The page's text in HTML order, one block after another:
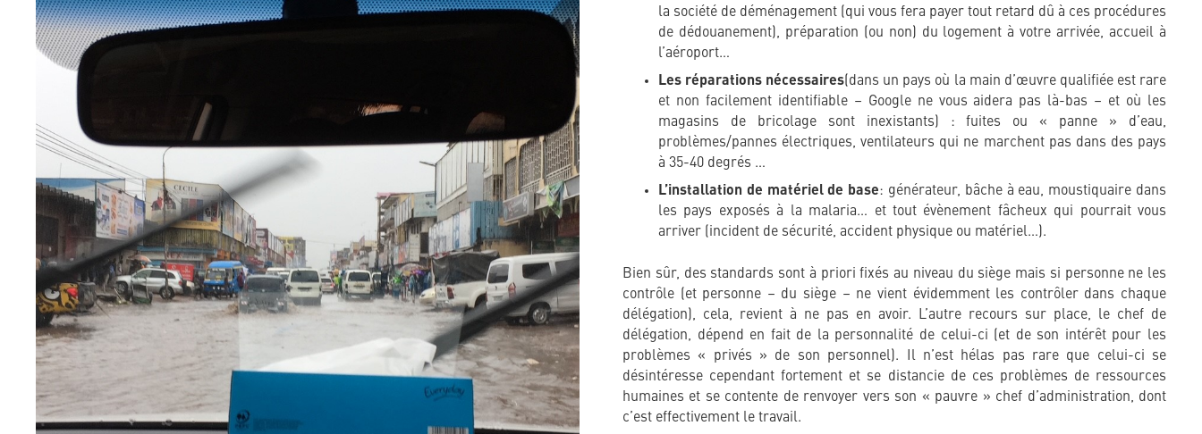
la société de déménagement (qui vous fera payer tout retard dû à ces procédures
de dédouanement), préparation (ou non) du logement à votre arrivée, accueil à
l’aéroport…
Les réparations nécessaires(dans un pays où la main d’œuvre qualifiée est rare
et non facilement identifiable – Google ne vous aidera pas là-bas – et où les
magasins de bricolage sont inexistants) : fuites ou « panne » d’eau,
problèmes/pannes électriques, ventilateurs qui ne marchent pas dans des pays
à 35-40 degrés …
L’installation de matériel de base: générateur, bâche à eau, moustiquaire dans
les pays exposés à la malaria… et tout évènement fâcheux qui pourrait vous
arriver (incident de sécurité, accident physique ou matériel…).
Bien sûr, des standards sont à priori fixés au niveau du siège mais si personne ne les
contrôle (et personne – du siège – ne vient évidemment les contrôler dans chaque
délégation), cela, revient à ne pas en avoir. L’autre recours sur place, le chef de
délégation, dépend en fait de la personnalité de celui-ci (et de son intérêt pour les
problèmes « privés » de son personnel). Il n’est hélas pas rare que celui-ci se
désintéresse cependant fortement et se distancie de ces problèmes de ressources
humaines et se contente de renvoyer vers son « pauvre » chef d’administration, dont
c’est effectivement le travail.